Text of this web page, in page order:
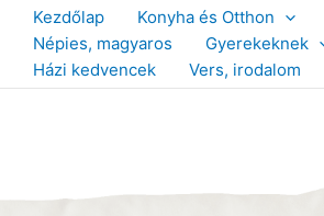
Kezdőlap Konyha és Otthon
Népies, magyaros
Gyerekeknek
Házi kedvencek
Vers, irodalom